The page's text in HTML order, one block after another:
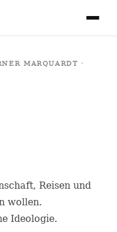
MARQUARDT ·
Reisen und
wollen.
Ideologie.